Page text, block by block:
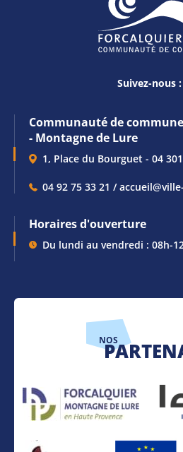
Suivez-nous :
Communauté de
- Montagne de Lure
1, Place du Bourguet - 04 301
04 92 75 33 21 /
Horaires d'ouverture
Du lundi au vendredi : 08h-
NOS